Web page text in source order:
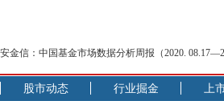
金信：中国基金市场数据分析周报（2020.
·闻】疫情下，新加坡旅游业步履维艰
者手记：疫情下的香港零售业如何浴火重生？
股市动态 行业掘金 上